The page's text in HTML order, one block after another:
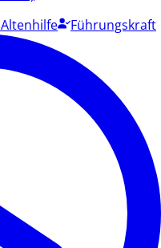
Führungskraft